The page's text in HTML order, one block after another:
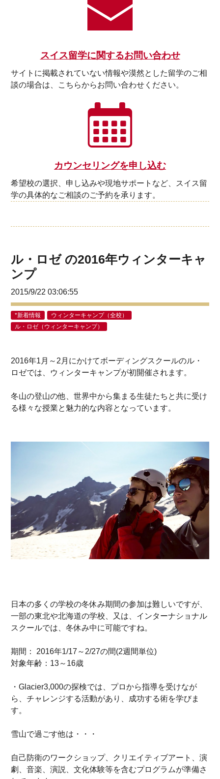
スイス留学に関するお問い合わせ
サイトに掲載されていない情報や漠然とした留学のご相
談の場合は、こちらからお問い合わせください。
カウンセリングを申し込む
希望校の選択、申し込みや現地サポートなど、スイス留
学の具体的なご相談のご予約を承ります。
ル・ロゼ の2016年ウィンターキャ
ンプ
2015/9/22 03:06:55
*新着情報
ウィンターキャンプ（全校）
ル・ロゼ（ウィンターキャンプ）
2016年1月～2月にかけてボーディングスクールのル・
ロゼでは、ウィンターキャンプが初開催されます。
冬山の登山の他、世界中から集まる生徒たちと共に受け
る様々な授業と魅力的な内容となっています。
日本の多くの学校の冬休み期間の参加は難しいですが、
一部の東北や北海道の学校、又は、インターナショナル
スクールでは、冬休み中に可能ですね。
期間： 2016年1/17～2/27の間(2週間単位)
対象年齢：13～16歳
・Glacier3,000の探検では、プロから指導を受けなが
ら、チャレンジする活動があり、成功する術を学びま
す。
雪山で過ごす他は・・・
自己防衛のワークショップ、クリエイティブアート、演
劇、音楽、演説、文化体験等を含むプログラムが準備さ